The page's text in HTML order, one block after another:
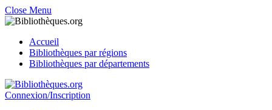
Close Menu
Accueil
Bibliothèques par régions
Bibliothèques par départements
Connexion/Inscription